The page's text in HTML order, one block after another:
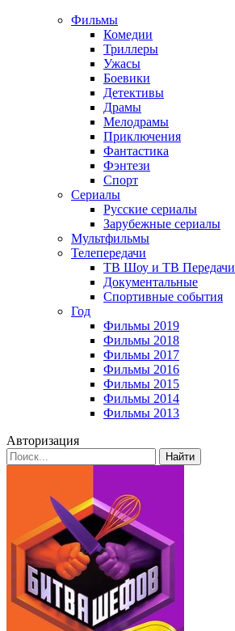
Фильмы
Комедии
Триллеры
Ужасы
Боевики
Детективы
Драмы
Мелодрамы
Приключения
Фантастика
Фэнтези
Спорт
Сериалы
Русские сериалы
Зарубежные сериалы
Мультфильмы
Телепередачи
ТВ Шоу и ТВ Передачи
Документальные
Спортивные события
Год
Фильмы 2019
Фильмы 2018
Фильмы 2017
Фильмы 2016
Фильмы 2015
Фильмы 2014
Фильмы 2013
Авторизация
Найти